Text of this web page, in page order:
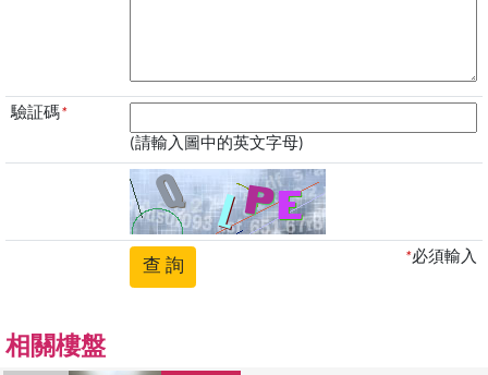
驗証碼*
(請輸入圖中的英文字母)
*必須輸入
相關樓盤